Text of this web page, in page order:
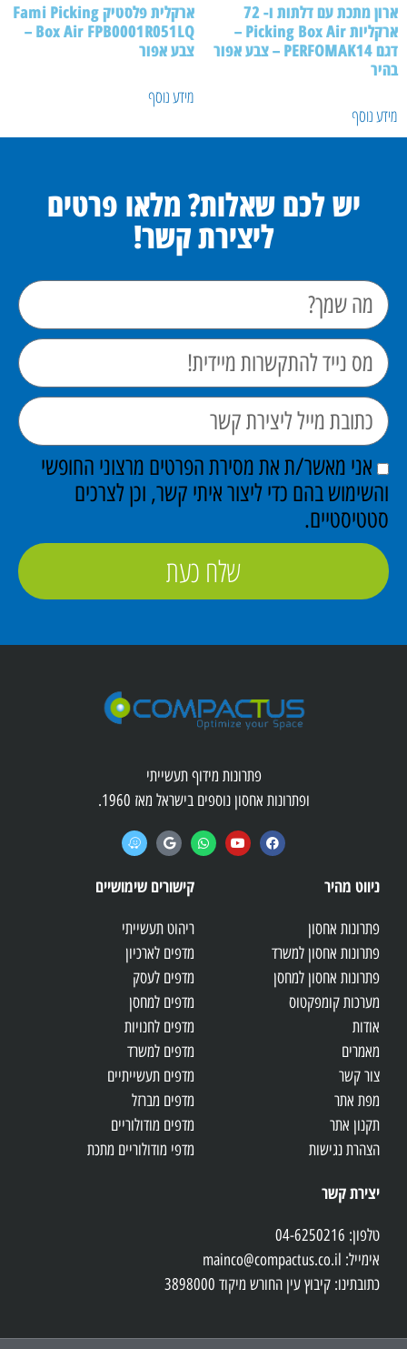
ארון מתכת עם דלתות ו- 72
ארקליות Picking Box Air –
דגם PERFOMAK14 – צבע אפור
בהיר
מידע נוסף
ארקלית פלסטיק Fami Picking
Box Air FPB0001R051LQ –
צבע אפור
מידע נוסף
יש לכם שאלות? מלאו פרטים
ליצירת קשר!
אני מאשר/ת את מסירת הפרטים מרצוני החופשי
והשימוש בהם כדי ליצור איתי קשר, וכן לצרכים
סטטיסטיים.
שלח כעת
פתרונות מידוף תעשייתי
ופתרונות אחסון נוספים בישראל מאז 1960.
ניווט מהיר
פתרונות אחסון
פתרונות אחסון למשרד
פתרונות אחסון למחסן
מערכות קומפקטוס
אודות
מאמרים
צור קשר
מפת אתר
תקנון אתר
הצהרת נגישות
קישורים שימושיים
ריהוט תעשייתי
מדפים לארכיון
מדפים לעסק
מדפים למחסן
מדפים לחנויות
מדפים למשרד
מדפים תעשייתיים
מדפים מברזל
מדפים מודולוריים
מדפי מודולוריים מתכת
יצירת קשר
טלפון: 04-6250216
אימייל: mainco@compactus.co.il
כתובתינו: קיבוץ עין החורש מיקוד 3898000